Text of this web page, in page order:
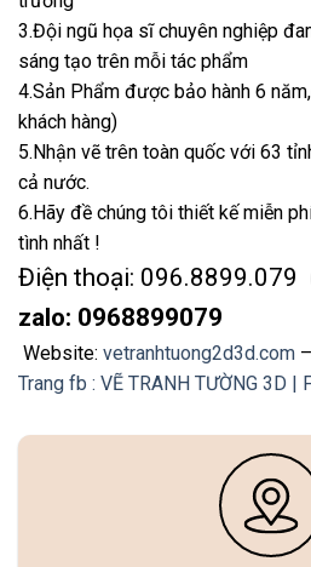
3.Đội ngũ họa sĩ chuyên nghiệp
sáng tạo trên mỗi tác phẩm
4.Sản Phẩm được bảo hành 6
khách hàng)
5.Nhận vẽ trên toàn quốc với 63
cả nước.
6.Hãy đề chúng tôi thiết kế miễn
tình nhất !
Điện thoại: 096.8899.079
zalo: 0968899079
Website: vetranhtuong2d3d.com –
Trang fb : VẼ TRANH TƯỜNG 3D |